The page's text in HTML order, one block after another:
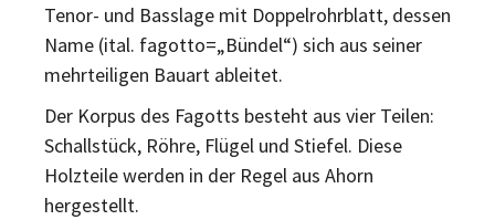
Tenor- und Basslage mit Doppelrohrblatt, dessen
Name (ital. fagotto=„Bündel“) sich aus seiner
mehrteiligen Bauart ableitet.
Der Korpus des Fagotts besteht aus vier Teilen:
Schallstück, Röhre, Flügel und Stiefel. Diese
Holzteile werden in der Regel aus Ahorn
hergestellt.